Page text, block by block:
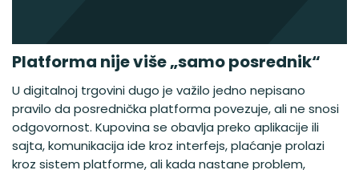
Platforma nije više „samo posrednik“
U digitalnoj trgovini dugo je važilo jedno nepisano
pravilo da posrednička platforma povezuje, ali ne snosi
odgovornost. Kupovina se obavlja preko aplikacije ili
sajta, komunikacija ide kroz interfejs, plaćanje prolazi
kroz sistem platforme, ali kada nastane problem,